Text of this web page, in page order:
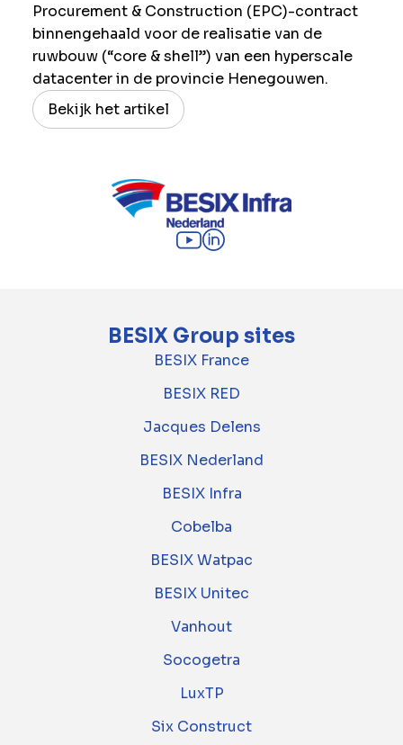
Procurement & Construction (EPC)-contract
binnengehaald voor de realisatie van de
ruwbouw (“core & shell”) van een hyperscale
datacenter in de provincie Henegouwen.
Bekijk het artikel
BESIX Group sites
BESIX France
BESIX RED
Jacques Delens
BESIX Nederland
BESIX Infra
Cobelba
BESIX Watpac
BESIX Unitec
Vanhout
Socogetra
LuxTP
Six Construct